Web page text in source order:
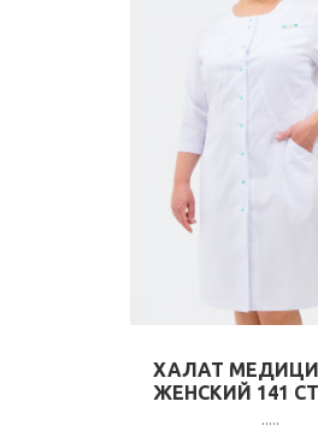
ХАЛАТ
ЖЕНСКИЙ 141
.....